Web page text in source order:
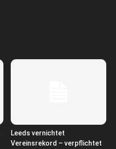
Leeds vernichtet
Vereinsrekord – verpflichtet